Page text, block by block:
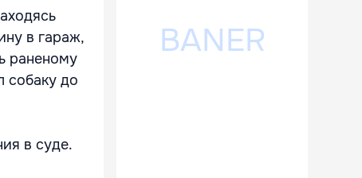
в гараж,
раненому
собаку до
в суде.